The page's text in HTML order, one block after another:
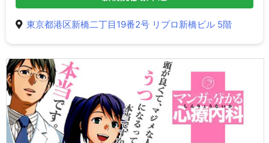
東京都港区新橋二丁目19番2号 リプロ新橋ビル 5階